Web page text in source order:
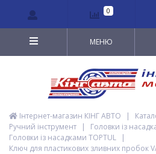
0
МЕНЮ
Інтернет-магазин КІНГ АВТО |
Ручний інструмент
| Головки із
Головки із насадками TOPTUL
|
Ключ для пластикових зливних пробок